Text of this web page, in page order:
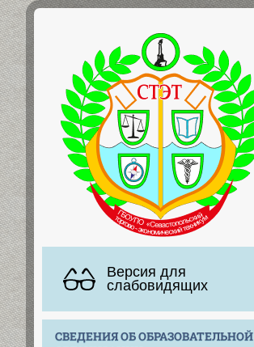
Версия для
слабовидящих
СВЕДЕНИЯ ОБ ОБРАЗОВАТЕЛЬНОЙ